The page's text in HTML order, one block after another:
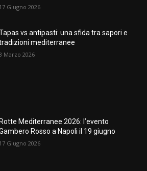
17 Giugno 2026
vs antipasti: una sfida tra sapori e
mediterranee
Marzo 2026
Rotte Mediterranee 2026: l’evento
Rosso a Napoli il 19 giugno
17 Giugno 2026